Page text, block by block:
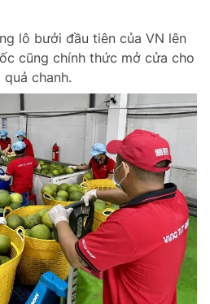
lô bưởi đầu tiên của VN lên
cũng chính thức mở cửa cho
chanh.